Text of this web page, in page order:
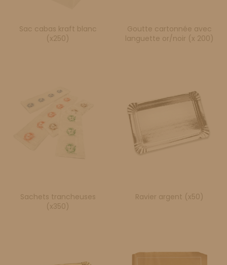
Sac cabas kraft blanc
(x250)
Goutte cartonnée avec
languette or/noir (x 200)
Sachets trancheuses
(x350)
Ravier argent (x50)